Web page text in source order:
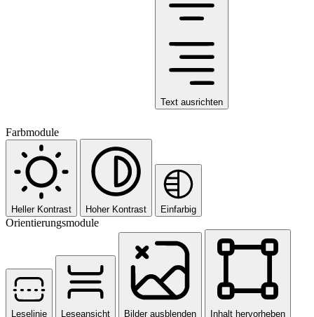
Text ausrichten
Farbmodule
Heller Kontrast Hoher Kontrast Einfarbig
Orientierungsmodule
Leselinie Leseansicht Bilder ausblenden Inhalt hervorheben